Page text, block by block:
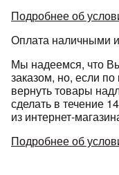
Подробнее об
Оплата наличными
Мы надеемся, что
заказом, но, если
вернуть товары
сделать в течение
из интернет-
Подробнее об